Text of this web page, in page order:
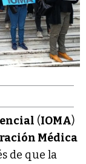
(IOMA)
Médica
de que la